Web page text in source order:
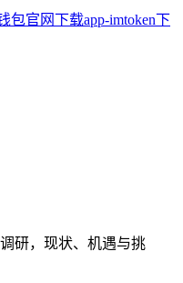
研，现状、机遇与挑